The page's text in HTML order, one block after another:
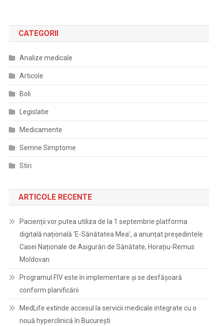
CATEGORII
Analize medicale
Articole
Boli
Legislatie
Medicamente
Semne Simptome
Stiri
ARTICOLE RECENTE
Pacienții vor putea utiliza de la 1 septembrie platforma
digitală națională ‘E-Sănătatea Mea’, a anunțat președintele
Casei Naționale de Asigurări de Sănătate, Horațiu-Remus
Moldovan
Programul FIV este în implementare și se desfășoară
conform planificării
MedLife extinde accesul la servicii medicale integrate cu o
nouă hyperclinică în București